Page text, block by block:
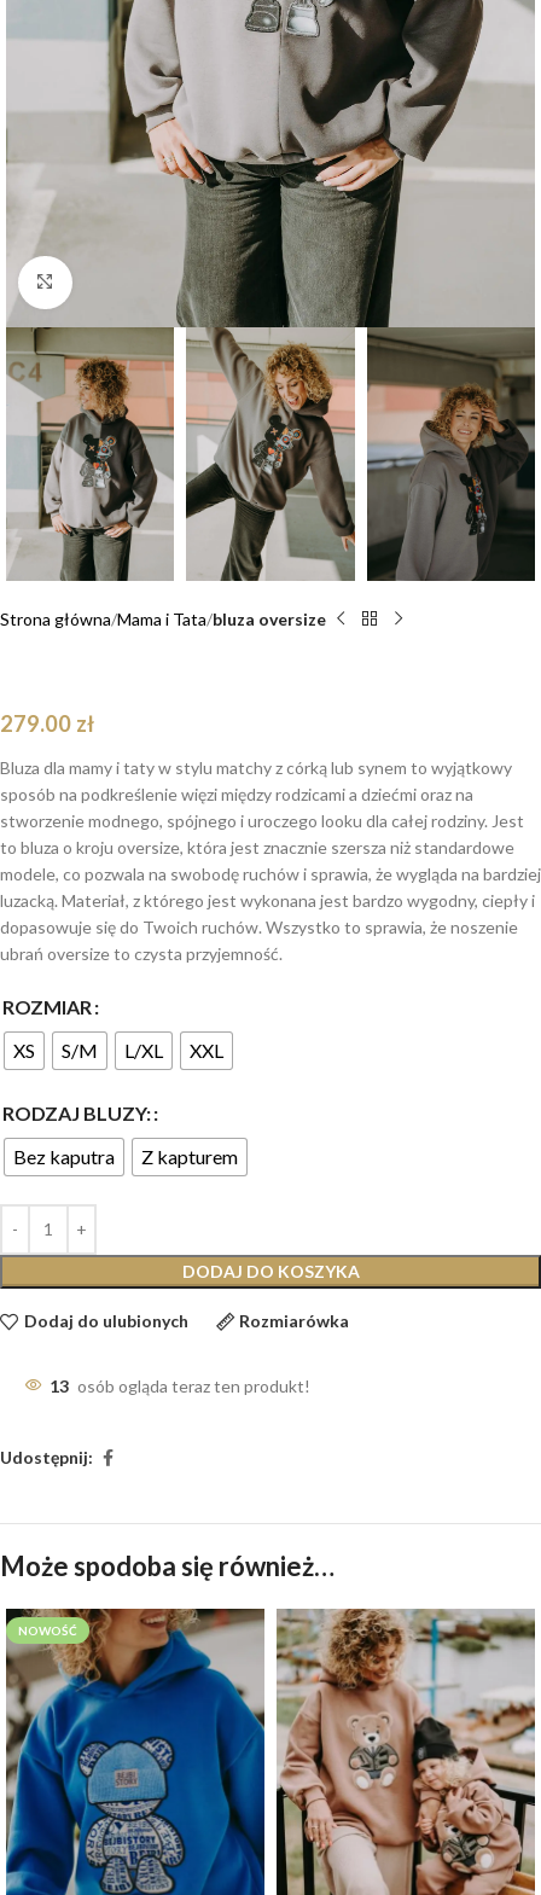
Click to enlarge
Strona główna Mama i Tata bluza oversize
279.00 zł
Bluza dla mamy i taty w stylu matchy z córką lub synem to wyjątkowy
sposób na podkreślenie więzi między rodzicami a dziećmi oraz na
stworzenie modnego, spójnego i uroczego looku dla całej rodziny. Jest
to bluza o kroju oversize, która jest znacznie szersza niż standardowe
modele, co pozwala na swobodę ruchów i sprawia, że wygląda na bardziej
luzacką. Materiał, z którego jest wykonana jest bardzo wygodny, ciepły i
dopasowuje się do Twoich ruchów. Wszystko to sprawia, że noszenie
ubrań oversize to czysta przyjemność.
ROZMIAR
XS
S/M L/XL XXL
RODZAJ BLUZY:
Bez kaputra
Z kapturem
DODAJ DO KOSZYKA
Dodaj do ulubionych Rozmiarówka
13 osób ogląda teraz ten produkt!
Udostępnij:
Może spodoba się również…
NOWOŚĆ